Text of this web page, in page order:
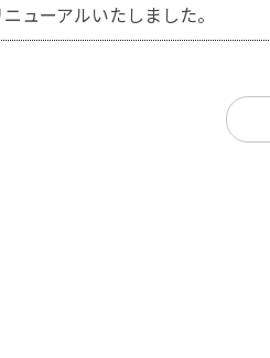
ューアルいたしました。